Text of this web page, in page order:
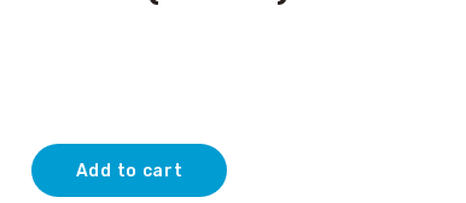
Add to cart